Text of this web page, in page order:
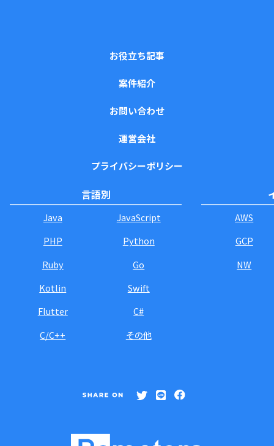
お役立ち記事
案件紹介
お問い合わせ
運営会社
プライバシーポリシー
言語別
Java
JavaScript
PHP
Python
Ruby
Go
Kotlin
Swift
Flutter
C#
C/C++
その他
AWS
GCP
NW